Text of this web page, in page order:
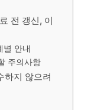
전 갱신, 이
별 안내
주의사항
하지 않으려